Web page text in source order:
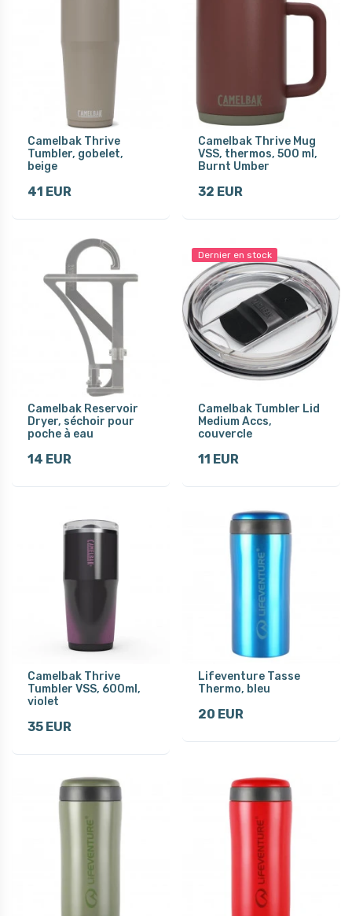
Camelbak Thrive
Tumbler, gobelet,
beige
41 EUR
Camelbak Thrive Mug
VSS, thermos, 500 ml,
Burnt Umber
32 EUR
Camelbak Reservoir
Dryer, séchoir pour
poche à eau
14 EUR
Dernier en stock
Camelbak Tumbler Lid
Medium Accs,
couvercle
11 EUR
Camelbak Thrive
Tumbler VSS, 600ml,
violet
35 EUR
Lifeventure Tasse
Thermo, bleu
20 EUR